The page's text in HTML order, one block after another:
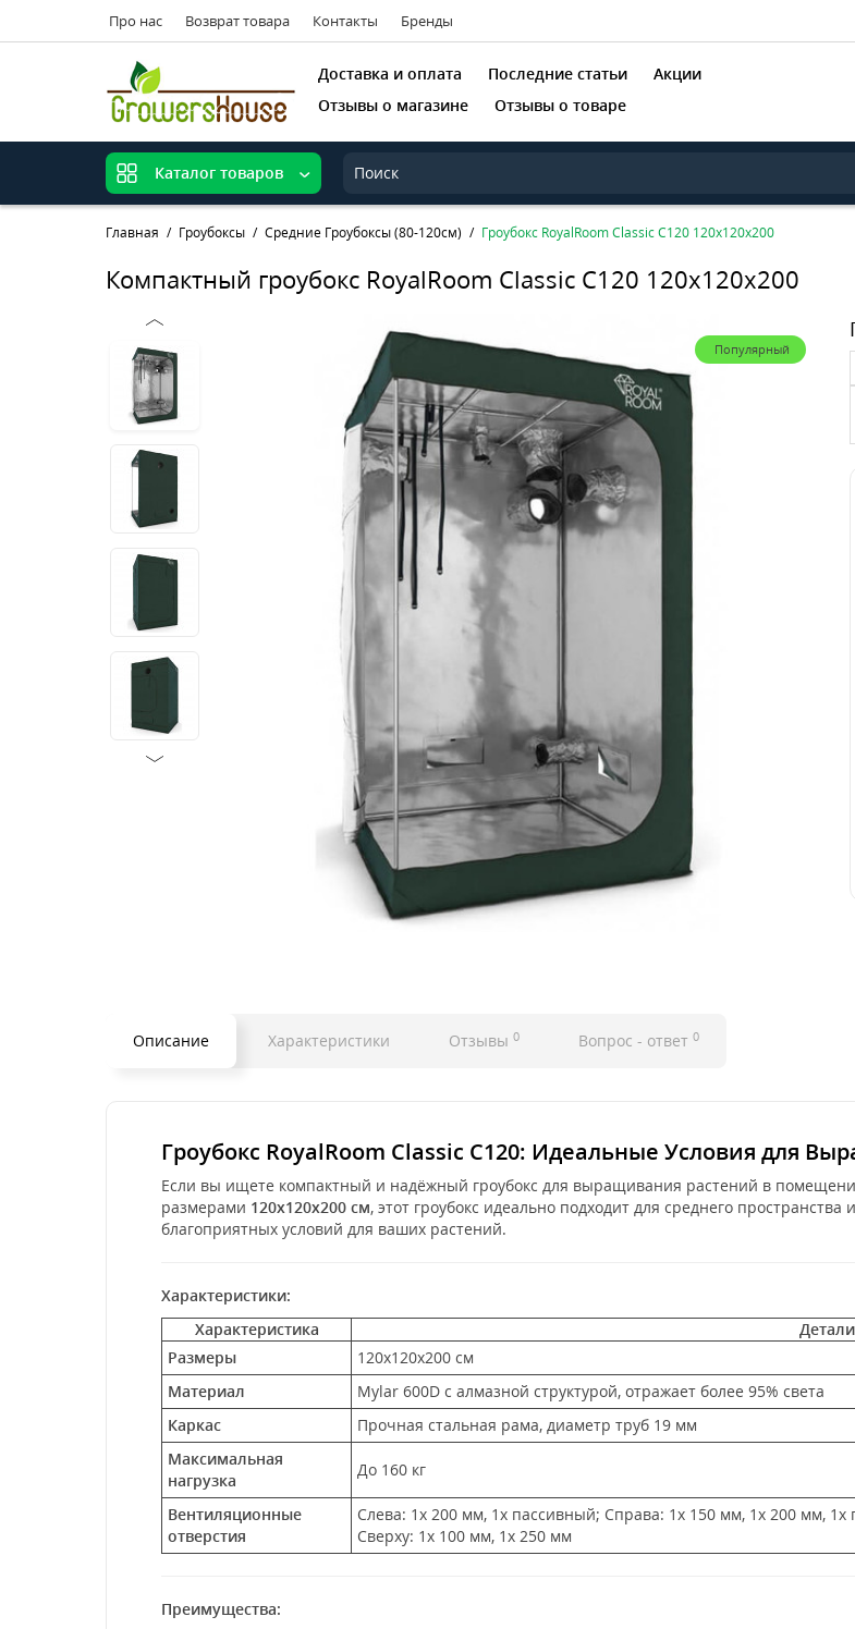
Про нас Возврат товара Контакты Бренды
Доставка и оплата Последние статьи
Акции
Отзывы о магазине
Отзывы о товаре
Каталог товаров
Главная Гроубоксы Средние Гроубоксы (80-120см) Гроубокс RoyalRoom Classic C120 120x120x200
Компактный гроубокс RoyalRoom Classic C120 120x120x200
Популярный
Описание Характеристики Отзывы 0 Вопрос - ответ 0
Гроубокс RoyalRoom Classic C120: Идеальные Условия для
Если вы ищете компактный и надёжный гроубокс для выращивания растений в
размерами 120x120x200 см, этот гроубокс идеально подходит для среднего
благоприятных условий для ваших растений.
Характеристики:
Характеристика
Детали
Размеры
120x120x200 см
Материал
Mylar 600D с алмазной структурой, отражает более 95% света
Каркас
Прочная стальная рама, диаметр труб 19 мм
Максимальная
нагрузка
До 160 кг
Вентиляционные
отверстия
Слева: 1x 200 мм, 1x пассивный; Справа: 1x 150 мм, 1x 200 мм,
Сверху: 1x 100 мм, 1x 250 мм
Преимущества: